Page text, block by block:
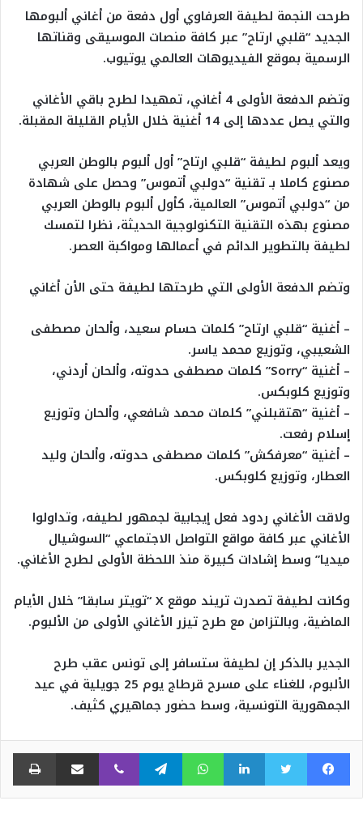
طرحت النجمة لطيفة العرفاوي أول دفعة من أغاني ألبومها
الجديد “قلبي ارتاح” عبر كافة منصات الموسيقى وقناتها
الرسمية بموقع الفيديوهات العالمي يوتيوب.
وتضم الدفعة الأولى 4 أغاني، تمهيدا لطرح باقي الأغاني
والتي يصل عددها إلى 14 أغنية خلال الأيام القليلة المقبلة.
ويعد ألبوم لطيفة “قلبي ارتاح” أول ألبوم بالوطن العربي
مصنوع كاملا بـ تقنية “دولبي أتموس” وحصل على شهادة
من “دولبي أتموس” العالمية، كأول ألبوم بالوطن العربي
مصنوع بهذه التقنية التكنولوجية الحديثة، نظرا لتمسك
لطيفة بالتطوير الدائم في أعمالها ومواكبة العصر.
وتضم الدفعة الأولى التي طرحتها لطيفة حتى الأن أغاني
– أغنية “قلبي ارتاح” كلمات حسام سعيد، وألحان مصطفى
الشعيبي، وتوزيع محمد ياسر.
– أغنية “Sorry” كلمات مصطفى حدوته، وألحان أردني،
وتوزيع كلوبكس.
– أغنية “هتقبلني” كلمات محمد شافعي، وألحان وتوزيع
إسلام رفعت.
– أغنية “معرفكش” كلمات مصطفى حدوته، وألحان وليد
العطار، وتوزيع كلوبكس.
ولاقت الأغاني ردود فعل إيجابية لجمهور لطيفه، وتداولوا
الأغاني عبر كافة مواقع التواصل الاجتماعي “السوشيال
ميديا” وسط إشادات كبيرة منذ اللحظة الأولى لطرح الأغاني.
وكانت لطيفة تصدرت تريند موقع X “تويتر سابقا” خلال الأيام
الماضية، وبالتزامن مع طرح تيزر الأغاني الأولى من الألبوم.
الجدير بالذكر إن لطيفة ستسافر إلى تونس عقب طرح
الألبوم، للغناء على مسرح قرطاج يوم 25 جويلية في عيد
الجمهورية التونسية، وسط حضور جماهيري كثيف.
فيسبوكتويتر لينكدإنواتساب تيلقرام ڤايبر مشاركة عبر البريد